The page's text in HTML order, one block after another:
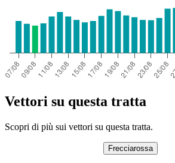
Vettori su questa tratta
Scopri di più sui vettori su questa tratta.
Frecciarossa